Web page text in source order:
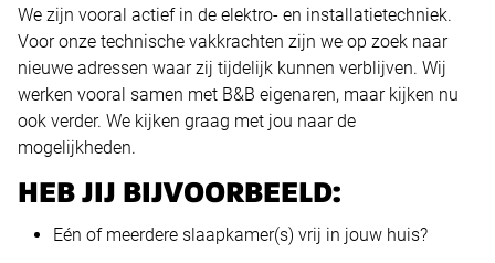
We zijn vooral actief in de elektro- en installatietechniek.
Voor onze technische vakkrachten zijn we op zoek naar
nieuwe adressen waar zij tijdelijk kunnen verblijven. Wij
werken vooral samen met B&B eigenaren, maar kijken nu
ook verder. We kijken graag met jou naar de
mogelijkheden.
HEB JIJ BIJVOORBEELD:
Eén of meerdere slaapkamer(s) vrij in jouw huis?